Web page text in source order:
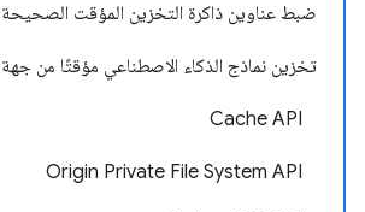
ضبط عناوين ذاكرة التخزين المؤقت الصحيحة
تخزين نماذج الذكاء الاصطناعي مؤقتًا من جهة
Cache API
Origin Private File System API